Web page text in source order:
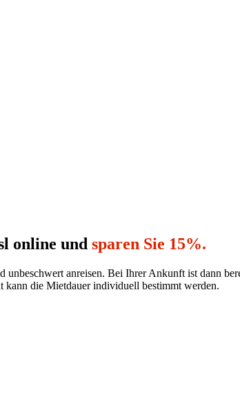
online und sparen Sie 15%.
unbeschwert anreisen. Bei Ihrer Ankunft ist dann
kann die Mietdauer individuell bestimmt werden.